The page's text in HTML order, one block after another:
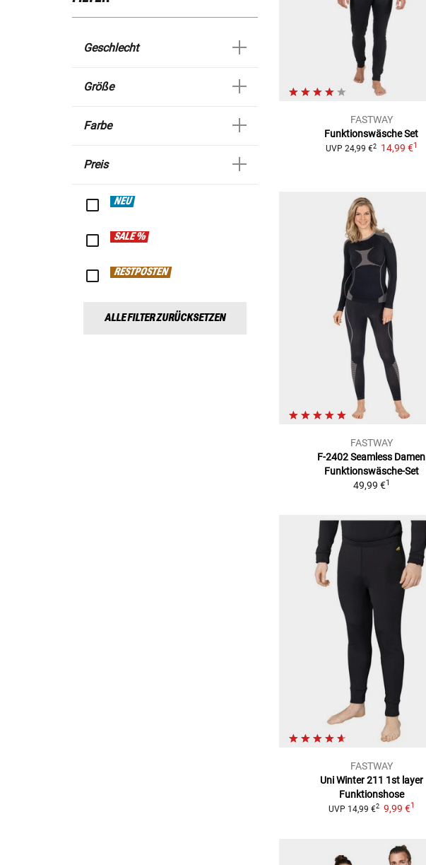
Geschlecht
Größe
Farbe
Preis
NEU
SALE %
RESTPOSTEN
ALLE FILTER ZURÜCKSETZEN
FASTWAY
Funktionswäsche Set
UVP 24,99 €2 14,99 €1
FASTWAY
F-2402 Seamless Damen
Funktionswäsche-Set
49,99 €1
FASTWAY
Uni Winter 211 1st layer
Funktionshose
UVP 14,99 €2 9,99 €1